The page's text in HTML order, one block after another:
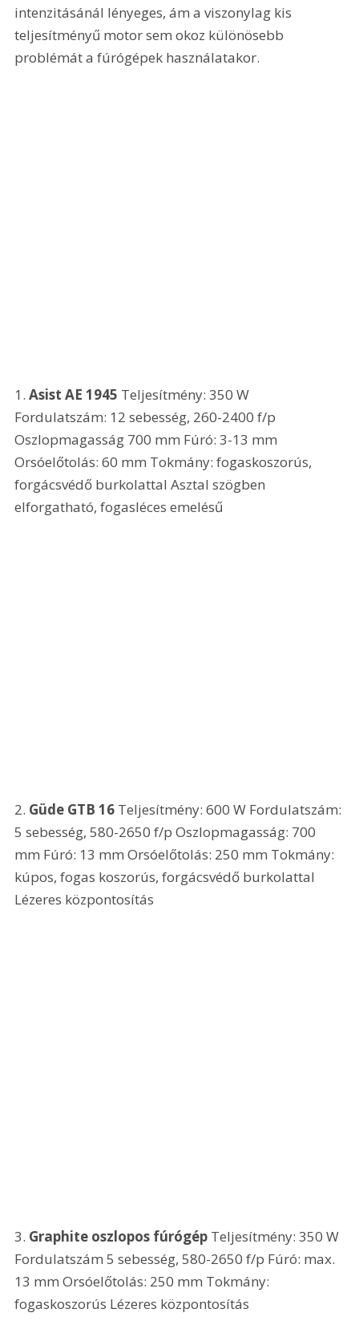
intenzitásánál lényeges, ám a viszonylag kis
teljesítményű motor sem okoz különösebb
problémát a fúrógépek használatakor.
1. Asist AE 1945 Teljesítmény: 350 W
Fordulatszám: 12 sebesség, 260-2400 f/p
Oszlopmagasság 700 mm Fúró: 3-13 mm
Orsóelőtolás: 60 mm Tokmány: fogaskoszorús,
forgácsvédő burkolattal Asztal szögben
elforgatható, fogasléces emelésű
2. Güde GTB 16 Teljesítmény: 600 W Fordulatszám:
5 sebesség, 580-2650 f/p Oszlopmagasság: 700
mm Fúró: 13 mm Orsóelőtolás: 250 mm Tokmány:
kúpos, fogas koszorús, forgácsvédő burkolattal
Lézeres központosítás
3. Graphite oszlopos fúrógép Teljesítmény: 350 W
Fordulatszám 5 sebesség, 580-2650 f/p Fúró: max.
13 mm Orsóelőtolás: 250 mm Tokmány:
fogaskoszorús Lézeres központosítás